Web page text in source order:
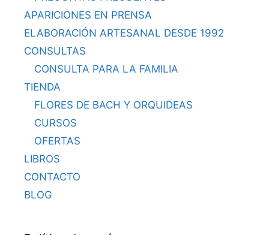
APARICIONES EN PRENSA
ELABORACIÓN ARTESANAL DESDE 1992
CONSULTAS
CONSULTA PARA LA FAMILIA
TIENDA
FLORES DE BACH Y ORQUIDEAS
CURSOS
OFERTAS
LIBROS
CONTACTO
BLOG